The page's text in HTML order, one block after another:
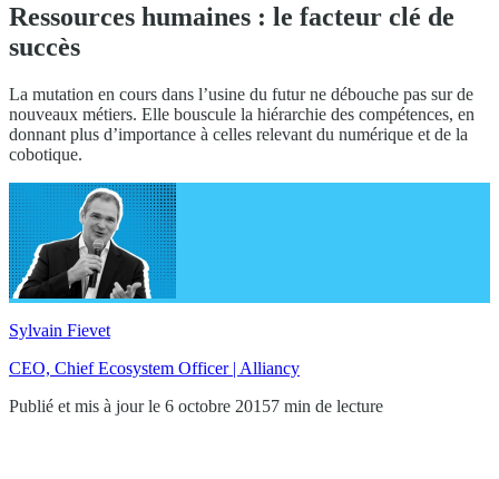
Ressources humaines : le facteur clé de
succès
La mutation en cours dans l’usine du futur ne débouche pas sur de
nouveaux métiers. Elle bouscule la hiérarchie des compétences, en
donnant plus d’importance à celles relevant du numérique et de la
cobotique.
Sylvain Fievet
CEO, Chief Ecosystem Officer | Alliancy
Publié et mis à jour le 6 octobre 20157 min de lecture